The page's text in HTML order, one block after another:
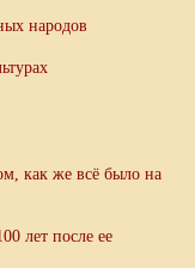
народов
как же всё было на
лет после ее